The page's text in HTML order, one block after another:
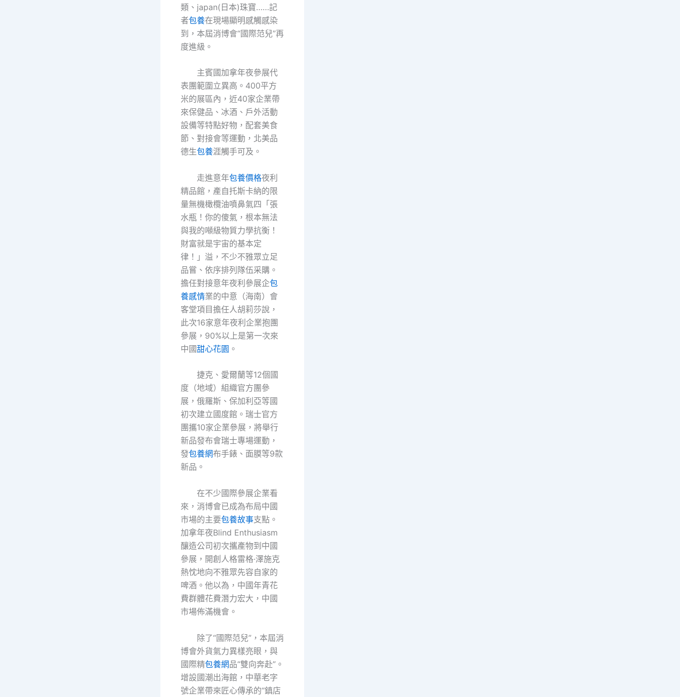
類、japan(日本)珠寶……記
者包養在現場顯明感觸感染
到，本屆消博會“國際范兒”再
度進級。
主賓國加拿年夜參展代
表團範圍立異高。400平方
米的展區內，近40家企業帶
來保健品、冰酒、戶外活動
設備等特點好物，配套美食
節、對接會等運動，北美品
德生包養涯觸手可及。
走進意年包養價格夜利
精品館，產自托斯卡納的限
量無機橄欖油噴鼻氣四「張
水瓶！你的傻氣，根本無法
與我的噸級物質力學抗衡！
財富就是宇宙的基本定
律！」溢，不少不雅眾立足
品嘗、依序排列隊伍采購。
擔任對接意年夜利參展企包
養感情業的中意（海南）會
客堂項目擔任人胡莉莎說，
此次16家意年夜利企業抱團
參展，90%以上是第一次來
中國甜心花園 。
捷克、愛爾蘭等12個國
度（地域）組織官方團參
展，俄羅斯、保加利亞等國
初次建立國度館。瑞士官方
團攜10家企業參展，將舉行
新品發布會瑞士專場運動，
發包養網布手錶、面膜等9款
新品。
在不少國際參展企業看
來，消博會已成為布局中國
市場的主要包養故事支點。
加拿年夜Blind Enthusiasm
釀造公司初次攜產物到中國
參展，開創人格雷格·澤施克
熱忱地向不雅眾先容自家的
啤酒。他以為，中國年青花
費群體花費潛力宏大，中國
市場佈滿機會。
除了“國際范兒”，本屆消
博會外貨氣力異樣亮眼，與
國際精包養網品“雙向奔赴”。
增設國潮出海館，中華老字
號企業帶來匠心傳承的“鎮店